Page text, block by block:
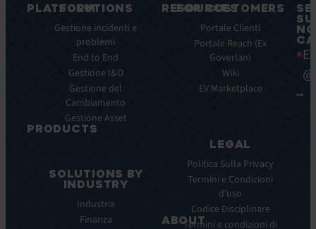
PLATFORM
Caratteristiche
principali
principali
Integrazioni
PRODUCTS
Service
Manager
SOLUTIONS
Gestione incidenti e
problemi
End to End
Gestione I&O
Gestione del
Cambiamento
Gestione Asset
SOLUTIONS BY
INDUSTRY
Industria
Finanza
RESOURCES
Ebook
Whitepaper
Study
Comunicati
stampa
ABOUT
FOR CUSTOMERS
Portale Clienti
Portale Reach (Ex
Goverlan)
Wiki
EV Marketplace
LEGAL
Politica Sulla Privacy
Termini e Condizioni
d’uso
Codice Disciplinare
Termini e condizioni di